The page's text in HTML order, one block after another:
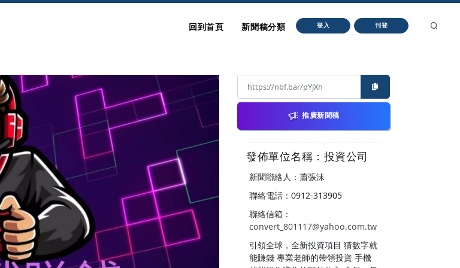
回到首頁 新聞稿分類 登入 刊登
推廣新聞稿
發佈單位名稱：投資公司
新聞聯絡人：蕭張沫
聯絡電話：0912-313905
聯絡信箱：
convert_801117@yahoo.com.tw
引領全球，全新投資項目 猜數字就
能賺錢 專業老師的帶領投資 手機